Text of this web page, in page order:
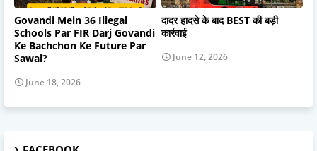
Govandi Mein 36 Illegal
Schools Par FIR Darj Govandi
Ke Bachchon Ke Future Par
Sawal?
June 18, 2026
दादर हादसे के बाद BEST की बड़ी
कार्रवाई
June 12, 2026